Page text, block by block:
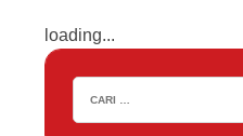
loading...